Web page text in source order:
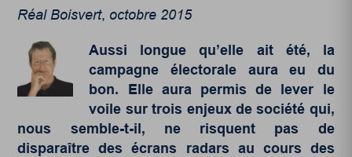
Réal Boisvert, octobre 2015
Aussi longue qu’elle ait été, la
campagne électorale aura eu du
bon. Elle aura permis de lever le
voile sur trois enjeux de société qui,
nous semble-t-il, ne risquent pas de
disparaître des écrans radars au cours des